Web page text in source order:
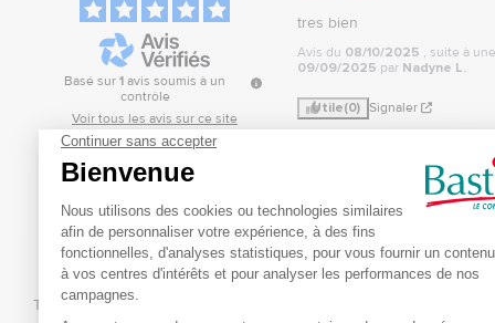
Basé sur 1 avis soumis à un
contrôle
Voir tous les avis sur ce site
étoiles
étoiles
étoiles
0
étoiles
0
étoile 0
Trier les avis
tres bien
Avis du 08/10/2025 , suite à
09/09/2025 par Nadyne L.
Utile(0) Signaler
Bonjour et merci
pour votre retour
sommes ravis
que notre produit
satisfait. Votre